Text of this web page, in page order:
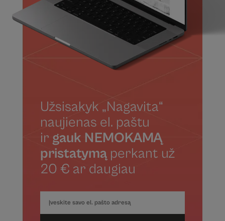
Užsisakyk „Nagavita“
naujienas el. paštu
ir gauk NEMOKAMĄ
pristatymąperkant už
20 € ar daugiau